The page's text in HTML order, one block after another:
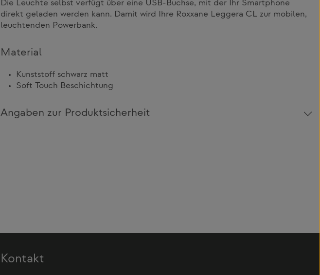
Die Leuchte selbst verfügt über eine USB-Buchse, mit der Ihr Smartphone
direkt geladen werden kann. Damit wird Ihre Roxxane Leggera CL zur mobilen,
leuchtenden Powerbank.
Material
Kunststoff schwarz matt
Soft Touch Beschichtung
Angaben zur Produktsicherheit
Kontakt